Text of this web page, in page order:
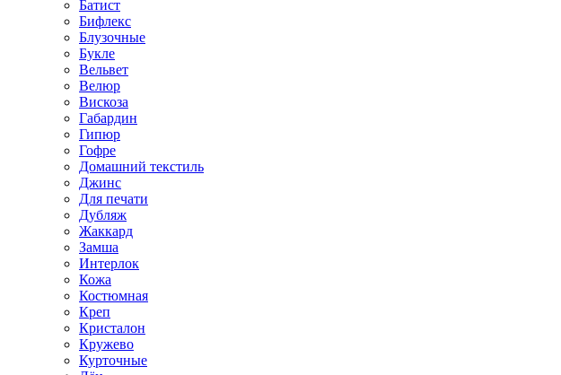
Батист
Бифлекс
Блузочные
Букле
Вельвет
Велюр
Вискоза
Габардин
Гипюр
Гофре
Домашний текстиль
Джинс
Для печати
Дубляж
Жаккард
Замша
Интерлок
Кожа
Костюмная
Креп
Кристалон
Кружево
Курточные